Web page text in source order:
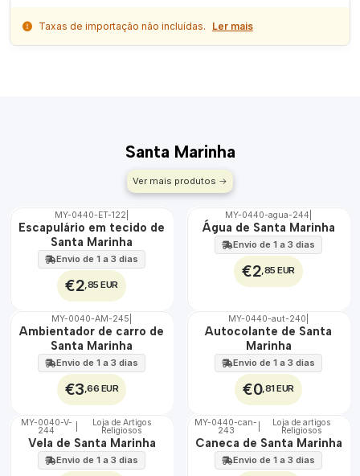
Taxas de importação não incluídas. Ler mais
Santa Marinha
Ver mais produtos
🇵🇹
100%
ÁGUA
MY-0440-ET-122
Escapulário em tecido de
Santa Marinha
Envio de 1 a 3 dias
€2,85 EUR
🇵🇹
100%
MY-0440-agua-244
Água de Santa Marinha
Envio de 1 a 3 dias
€2,85 EUR
🇵🇹
MY-0040-AM-245
Ambientador de carro de
Santa Marinha
Envio de 1 a 3 dias
€3,66 EUR
🇵🇹
MY-0440-aut-240
Autocolante de Santa
Marinha
Envio de 1 a 3 dias
€0,81 EUR
🇵🇹
100%
MY-0040-V-
244
Loja de Artigos
Religiosos
Vela de Santa Marinha
Envio de 1 a 3 dias
🇵🇹
100%
MY-0440-can-
243
Loja de artigos
Religiosos
Caneca de Santa Marinha
Envio de 1 a 3 dias